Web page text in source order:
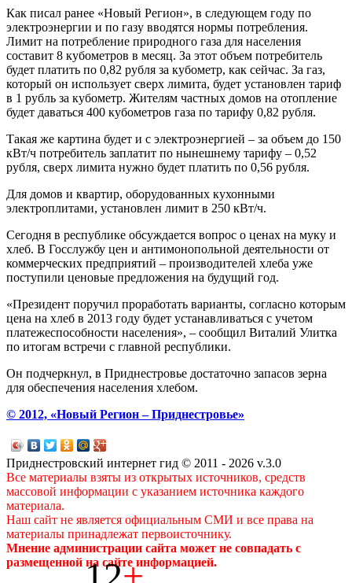
Как писал ранее «Новый Регион», в следующем году по
электроэнергии и по газу вводятся нормы потребления.
Лимит на потребление природного газа для населения
составит 8 кубометров в месяц. За этот объем потребитель
будет платить по 0,82 рубля за кубометр, как сейчас. За газ,
который он использует сверх лимита, будет установлен тариф
в 1 рубль за кубометр. Жителям частных домов на отопление
будет даваться 400 кубометров газа по тарифу 0,82 рубля.
Такая же картина будет и с электроэнергией – за объем до 150
кВт/ч потребитель заплатит по нынешнему тарифу – 0,52
рубля, сверх лимита нужно будет платить по 0,56 рубля.
Для домов и квартир, оборудованных кухонными
электроплитами, установлен лимит в 250 кВт/ч.
Сегодня в республике обсуждается вопрос о ценах на муку и
хлеб. В Госслужбу цен и антимонопольной деятельности от
коммерческих предприятий – производителей хлеба уже
поступили ценовые предложения на будущий год.
«Президент поручил проработать варианты, согласно которым
цена на хлеб в 2013 году будет устанавливаться с учетом
платежеспособности населения», – сообщил Виталий Улитка
по итогам встречи с главной республики.
Он подчеркнул, в Приднестровье достаточно запасов зерна
для обеспечения населения хлебом.
© 2012, «Новый Регион – Приднестровье»
Приднестровский интернет гид © 2011 - 2026 v.3.0
Все материалы взяты из открытых источников, средств
массовой информации с указанием источника каждого
материала.
Наш сайт не является официальным СМИ и все права на
материалы принадлежат первоисточнику.
Мнение администрации сайта может не совпадать с
размещенной на сайте информацией.